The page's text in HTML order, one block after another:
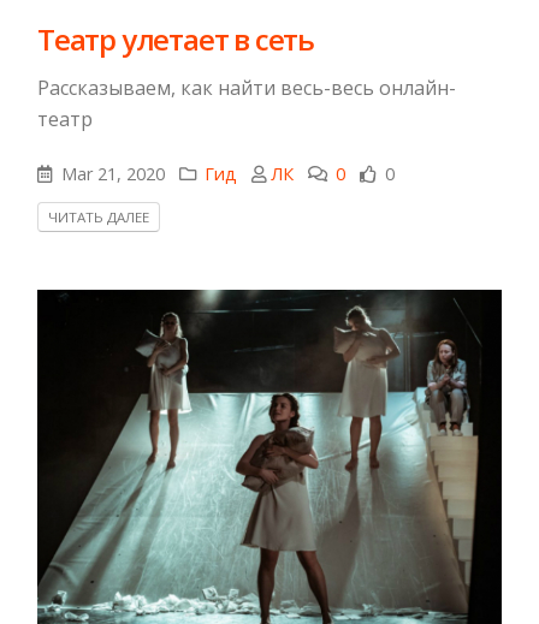
Театр улетает в сеть
Рассказываем, как найти весь-весь онлайн-
театр
Mar 21, 2020 Гид ЛК 0 0
ЧИТАТЬ ДАЛЕЕ